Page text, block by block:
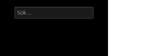
Sök
efter: